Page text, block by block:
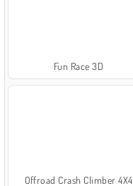
Fun Race 3D
Offroad Crash Climber 4X4